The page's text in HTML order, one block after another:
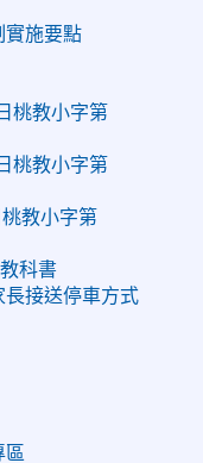
實施要點
桃教小字第
桃教小字第
教小字第
科書
接送停車方式
區